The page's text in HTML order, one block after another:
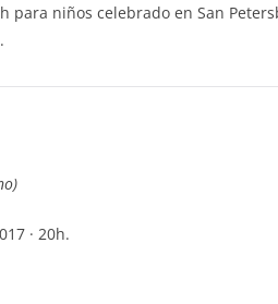
niños celebrado en San
· 20h.